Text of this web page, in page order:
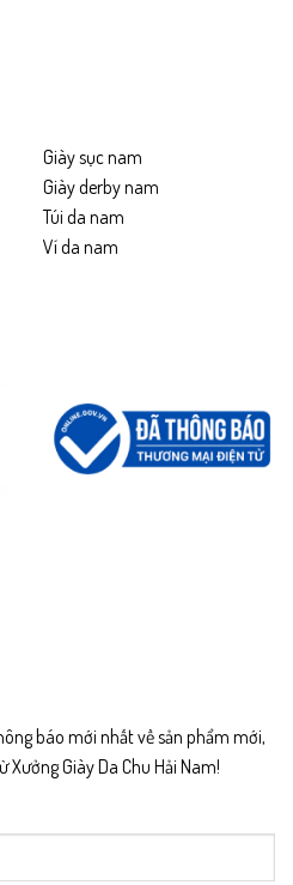
Giày sục nam
Giày derby nam
Túi da nam
Ví da nam
báo mới nhất về sản phẩm mới,
Giày Da Chu Hải Nam!